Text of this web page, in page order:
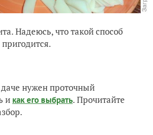
Надеюсь, что такой способ
нужен проточный
и как его выбрать. Прочитайте